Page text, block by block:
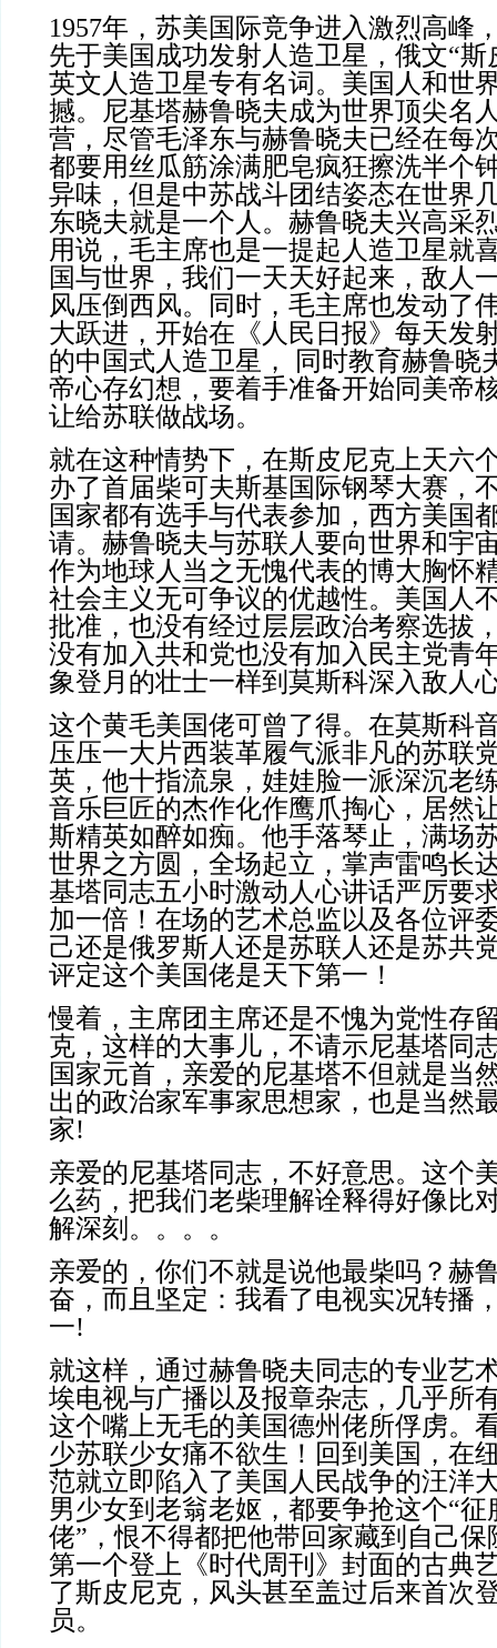
1957年，苏美国际竞争进入激烈高峰
先于美国成功发射人造卫星，俄文“斯
英文人造卫星专有名词。美国人和世
撼。尼基塔赫鲁晓夫成为世界顶尖名
营，尽管毛泽东与赫鲁晓夫已经在每
都要用丝瓜筋涂满肥皂疯狂擦洗半个
异味，但是中苏战斗团结姿态在世界
东晓夫就是一个人。赫鲁晓夫兴高采
用说，毛主席也是一提起人造卫星就
国与世界，我们一天天好起来，敌人
风压倒西风。同时，毛主席也发动了
大跃进，开始在《人民日报》每天发
的中国式人造卫星， 同时教育赫鲁晓
帝心存幻想，要着手准备开始同美帝
让给苏联做战场。
就在这种情势下，在斯皮尼克上天六
办了首届柴可夫斯基国际钢琴大赛，
国家都有选手与代表参加，西方美国
请。赫鲁晓夫与苏联人要向世界和宇
作为地球人当之无愧代表的博大胸怀
社会主义无可争议的优越性。美国人
批准，也没有经过层层政治考察选拔
没有加入共和党也没有加入民主党青
象登月的壮士一样到莫斯科深入敌人
这个黄毛美国佬可曾了得。在莫斯科
压压一大片西装革履气派非凡的苏联
英，他十指流泉，娃娃脸一派深沉老
音乐巨匠的杰作化作鹰爪掏心，居然
斯精英如醉如痴。他手落琴止，满场
世界之方圆，全场起立，掌声雷鸣长
基塔同志五小时激动人心讲话严厉要
加一倍！在场的艺术总监以及各位评
己还是俄罗斯人还是苏联人还是苏共
评定这个美国佬是天下第一！
慢着，主席团主席还是不愧为党性存
克，这样的大事儿，不请示尼基塔同
国家元首，亲爱的尼基塔不但就是当
出的政治家军事家思想家，也是当然
家!
亲爱的尼基塔同志，不好意思。这个
么药，把我们老柴理解诠释得好像比
解深刻。。。。
亲爱的，你们不就是说他最柴吗？赫
奋，而且坚定：我看了电视实况转播
一!
就这样，通过赫鲁晓夫同志的专业艺
埃电视与广播以及报章杂志，几乎所
这个嘴上无毛的美国德州佬所俘虏。
少苏联少女痛不欲生！回到美国，在
范就立即陷入了美国人民战争的汪洋
男少女到老翁老妪，都要争抢这个“征
佬”，恨不得都把他带回家藏到自己
第一个登上《时代周刊》封面的古典
了斯皮尼克，风头甚至盖过后来首次
员。